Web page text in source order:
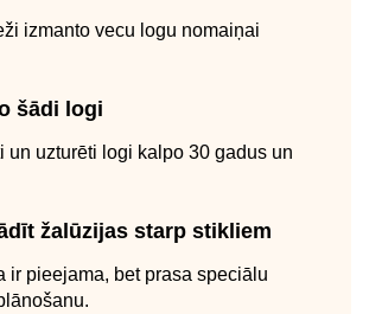
izmanto vecu logu nomaiņai
šādi logi
un uzturēti logi kalpo 30 gadus un
žalūzijas starp stikliem
ir pieejama, bet prasa speciālu